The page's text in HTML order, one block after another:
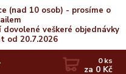
(nad 10 osob) - prosíme o
veškeré objednávky
od 20.7.2026
0ks
za 0 Kč